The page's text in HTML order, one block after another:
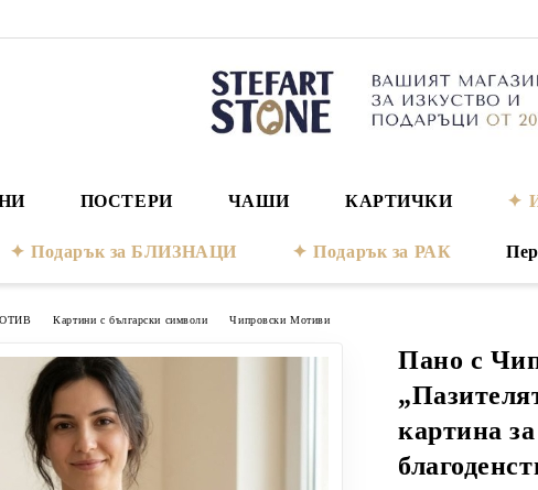
ПОСТЕРИ ЧАШИ КАРТИЧКИ
Подарък за БЛИЗНАЦИ Подарък за РАК
Картини с български символи Чипровски Мотиви
Пано с
картина